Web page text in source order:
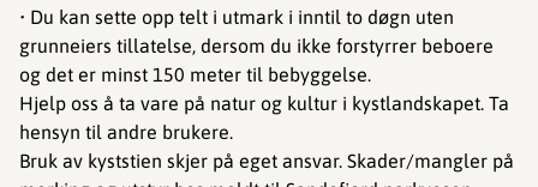
• Du kan sette opp telt i utmark i inntil to døgn uten
grunneiers tillatelse, dersom du ikke forstyrrer beboere
og det er minst 150 meter til bebyggelse.
Hjelp oss å ta vare på natur og kultur i kystlandskapet. Ta
hensyn til andre brukere.
Bruk av kyststien skjer på eget ansvar. Skader/mangler på